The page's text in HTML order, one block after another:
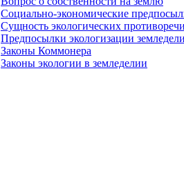
Социально-экономические
Сущность экологических
Предпосылки экологизации
Законы Коммонера
Законы экологии в земледелии